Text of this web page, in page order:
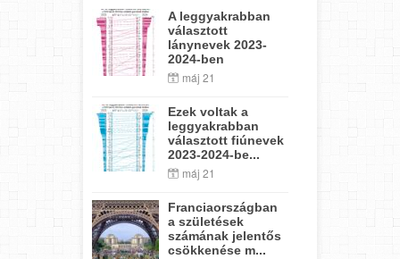
A leggyakrabban
választott
lánynevek 2023-
2024-ben
máj 21
Ezek voltak a
leggyakrabban
választott fiúnevek
2023-2024-be...
máj 21
Franciaországban
a születések
számának jelentős
csökkenése m...